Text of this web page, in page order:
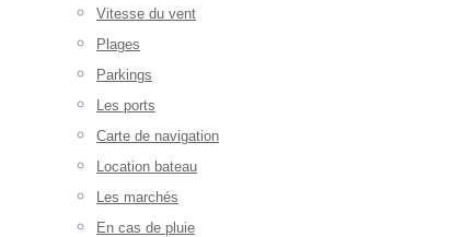
Vitesse du vent
Plages
Parkings
Les ports
Carte de navigation
Location bateau
Les marchés
En cas de pluie